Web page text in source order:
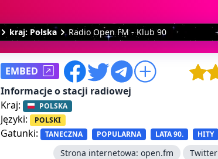
kraj: Polska Radio Open FM - Klub 90
EMBED
Informacje o stacji radiowej
Kraj:
POLSKA
Języki: POLSKI
Gatunki: TANECZNA POPULARNA LATA 90. HITY
Strona internetowa: open.fm Twitter